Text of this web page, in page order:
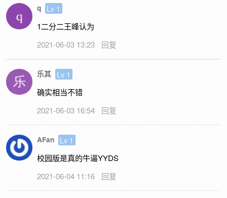
q
Lv 1
1二分二王峰认为
2021-06-03 13:23
回复
乐其
Lv 1
确实相当不错
2021-06-03 16:54
回复
AFan
Lv 1
校园版是真的牛逼YYDS
2021-06-04 11:16
回复